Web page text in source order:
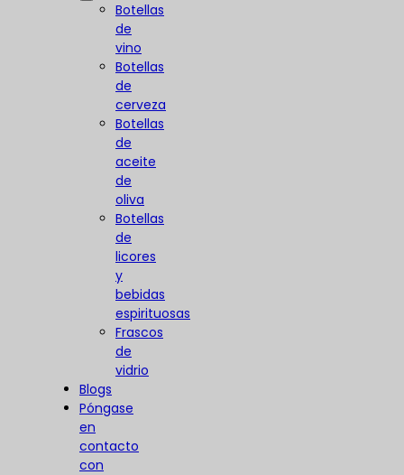
Botellas
de
vino
Botellas
de
cerveza
Botellas
de
aceite
de
oliva
Botellas
de
licores
y
bebidas
espirituosas
Frascos
de
vidrio
Blogs
Póngase
en
contacto
con